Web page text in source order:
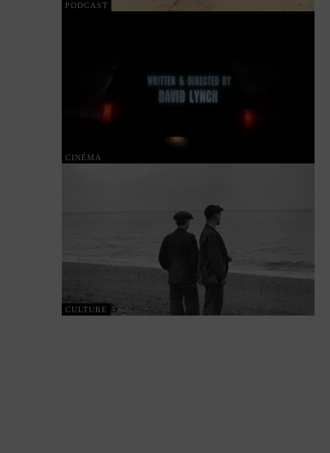
PODCAST
CINÉMA
CULTURE